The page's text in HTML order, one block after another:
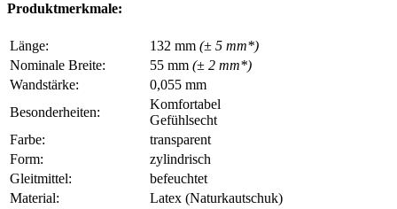
Produktmerkmale:
Länge: 132 mm (± 5 mm*)
Nominale Breite:
55 mm (± 2 mm*)
Wandstärke:
0,055 mm
Besonderheiten:
Komfortabel
Gefühlsecht
Farbe:
transparent
Form:
zylindrisch
Gleitmittel:
befeuchtet
Material:
Latex (Naturkautschuk)